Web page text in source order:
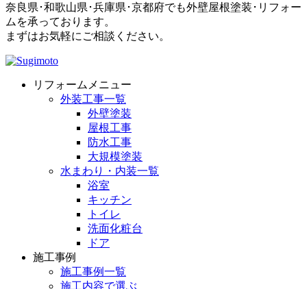
奈良県･和歌山県･兵庫県･京都府でも外壁屋根塗装･リフォー
ムを承っております。
まずはお気軽にご相談ください。
リフォームメニュー
外装工事一覧
外壁塗装
屋根工事
防水工事
大規模塗装
水まわり・内装一覧
浴室
キッチン
トイレ
洗面化粧台
ドア
施工事例
施工事例一覧
施工内容で選ぶ